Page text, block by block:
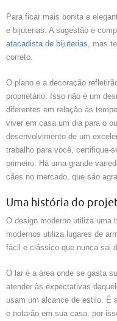
Para ficar mais bonita e
e bijuterias. A sugestão e
atacadista de bijuterias , mas
correto.
O plano e a decoração
proprietário. Isso não é um
diferentes em relação às
viver em casa um dia para o
desenvolvimento de um
trabalho para você, certifique-
primeiro. Há uma grande
cães no mercado, que são
Uma história do
O design moderno utiliza uma
modernos utiliza lugares de
fácil e clássico que nunca sai
O lar é a área onde se gasta
atender às expectativas
usam um alcance de estilo. É
e notarão em sua casa, por